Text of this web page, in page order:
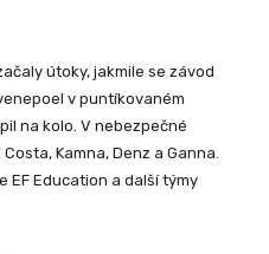
útoky, jakmile se závod
v puntíkovaném
na kolo. V nebezpečné
Kamna, Denz a Ganna.
EF Education a další týmy